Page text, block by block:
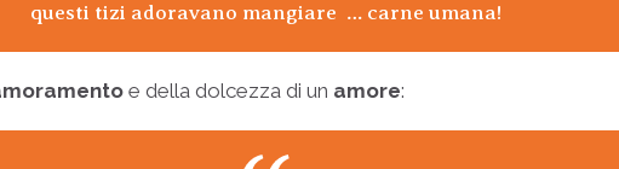
questi tizi adoravano mangiare … carne umana!
e della dolcezza di un amore: